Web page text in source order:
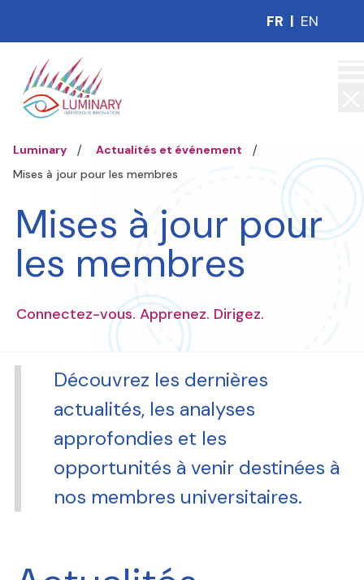
FR | EN
Luminary
Actualités et événement
Mises à jour pour les membres
Mises à jour pour
les membres
Connectez-vous. Apprenez. Dirigez.
Découvrez les dernières
actualités, les analyses
approfondies et les
opportunités à venir destinées à
nos membres universitaires.